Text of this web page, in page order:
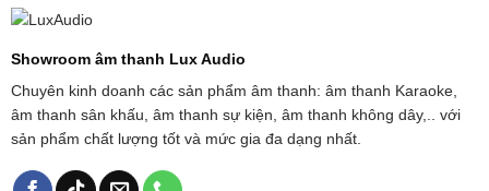
Showroom âm thanh Lux Audio
Chuyên kinh doanh các sản phẩm âm thanh: âm thanh Karaoke,
âm thanh sân khấu, âm thanh sự kiện, âm thanh không dây,.. với
sản phẩm chất lượng tốt và mức gia đa dạng nhất.